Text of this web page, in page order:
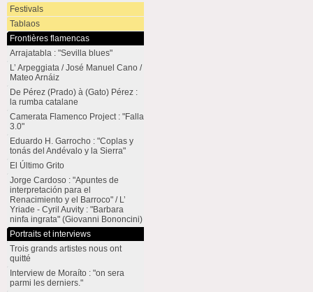
Festivals
Tablaos
Frontières flamencas
Arrajatabla : "Sevilla blues"
L’ Arpeggiata / José Manuel Cano /
Mateo Arnáiz
De Pérez (Prado) à (Gato) Pérez :
la rumba catalane
Camerata Flamenco Project : "Falla
3.0"
Eduardo H. Garrocho : "Coplas y
tonás del Andévalo y la Sierra"
El Último Grito
Jorge Cardoso : "Apuntes de
interpretación para el
Renacimiento y el Barroco" / L’
Yriade - Cyril Auvity : "Barbara
ninfa ingrata" (Giovanni Bononcini)
Portraits et interviews
Trois grands artistes nous ont
quitté
Interview de Moraíto : "on sera
parmi les derniers."